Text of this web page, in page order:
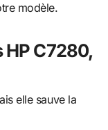
modèle.
HP C7280,
elle sauve la